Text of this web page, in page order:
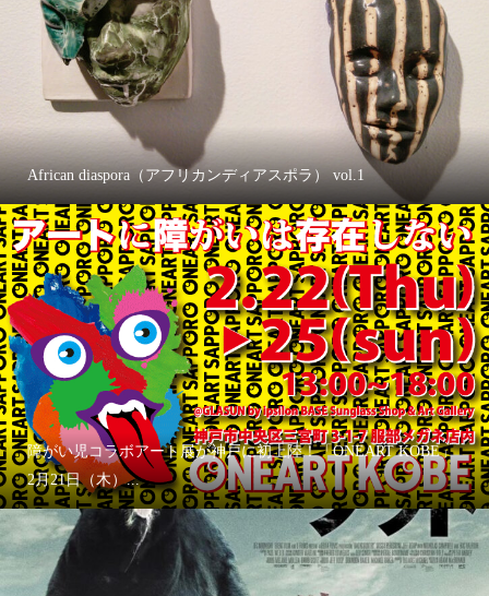
African diaspora（アフリカンディアスポラ） vol.1
障がい児コラボアート展が神戸に初上陸！「ONEART KOBE」
2月21日（木）...